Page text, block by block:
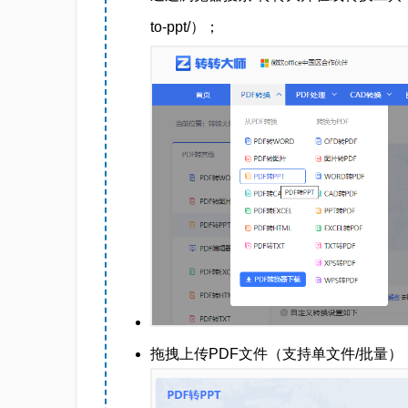
to-ppt/） ；
拖拽上传PDF文件（支持单文件/批量）